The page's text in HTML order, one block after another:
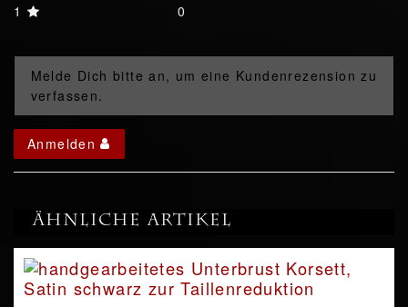
1
0
Melde Dich bitte an, um eine Kundenrezension zu
verfassen.
Anmelden
Ähnliche Artikel